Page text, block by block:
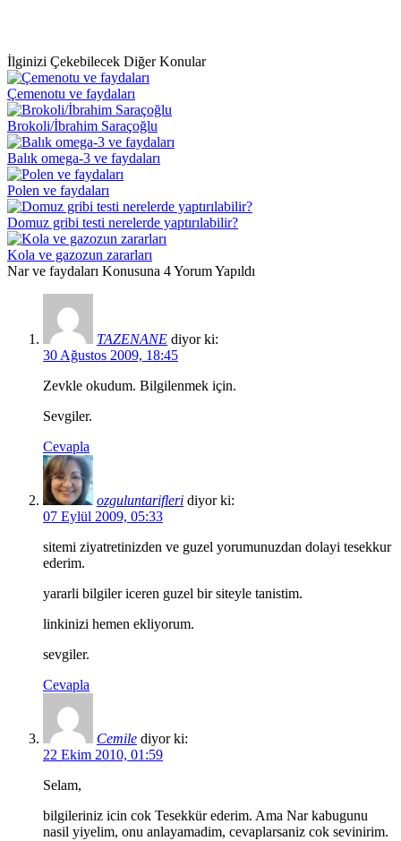
İlginizi Çekebilecek Diğer Konular
Çemenotu ve faydaları
Brokoli/İbrahim Saraçoğlu
Balık omega-3 ve faydaları
Polen ve faydaları
Domuz gribi testi nerelerde yaptırılabilir?
Kola ve gazozun zararları
Nar ve faydaları Konusuna 4 Yorum Yapıldı
TAZENANE diyor ki:
30 Ağustos 2009, 18:45
Zevkle okudum. Bilgilenmek için.
Sevgiler.
Cevapla
ozguluntarifleri diyor ki:
07 Eylül 2009, 05:33
sitemi ziyatretinizden ve guzel yorumunuzdan dolayi tesekkur
ederim.
yararli bilgiler iceren guzel bir siteyle tanistim.
linkinizi hemen ekliyorum.
sevgiler.
Cevapla
Cemile diyor ki:
22 Ekim 2010, 01:59
Selam,
bilgileriniz icin cok Tesekkür ederim. Ama Nar kabugunu
nasil yiyelim, onu anlayamadim, cevaplarsaniz cok sevinirim.